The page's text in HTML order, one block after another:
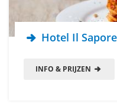
Hotel Il
INFO & PRIJZEN